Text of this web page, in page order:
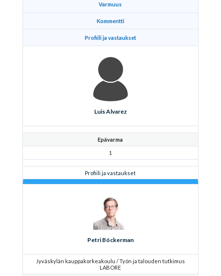
Varmuus
Kommentti
Profiili ja vastaukset
Luis Alvarez
Epävarma
1
Profiili ja vastaukset
Petri Böckerman
Jyväskylän kauppakorkeakoulu / Työn ja talouden tutkimus
LABORE